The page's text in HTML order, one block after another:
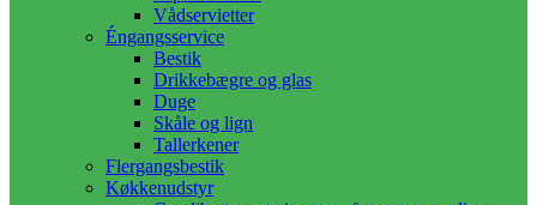
Vådservietter
Éngangsservice
Bestik
Drikkebægre og glas
Duge
Skåle og lign
Tallerkener
Flergangsbestik
Køkkenudstyr